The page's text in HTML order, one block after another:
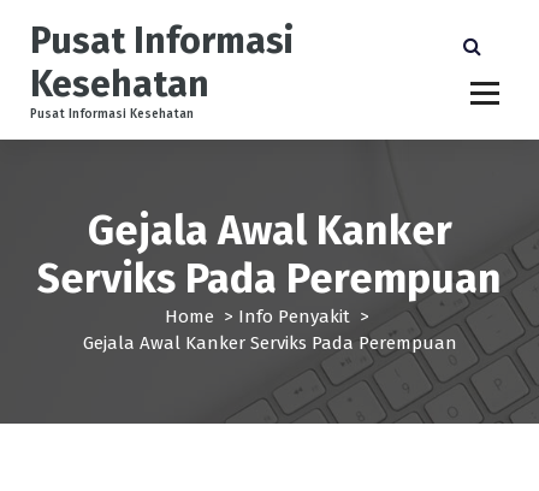
o
Pusat Informasi
Kesehatan
Pusat Informasi Kesehatan
Gejala Awal Kanker
Serviks Pada Perempuan
Home > Info Penyakit >
Gejala Awal Kanker Serviks Pada Perempuan